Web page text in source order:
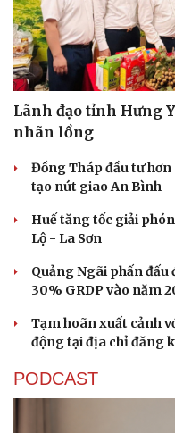
Du lịch
Tư vấn
Săn Tour
check-in
Lãnh đạo tỉnh Hưng
nhãn lồng
Đồng Tháp đầu tư hơn
tạo nút giao An Bình
Huế tăng tốc giải
Lộ - La Sơn
Quảng Ngãi phấn đấu
30% GRDP vào năm
Tạm hoãn xuất cảnh
động tại địa chỉ đăng
PODCAST